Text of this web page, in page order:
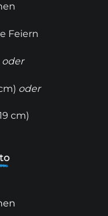
Feiern
oder
oder
cm)